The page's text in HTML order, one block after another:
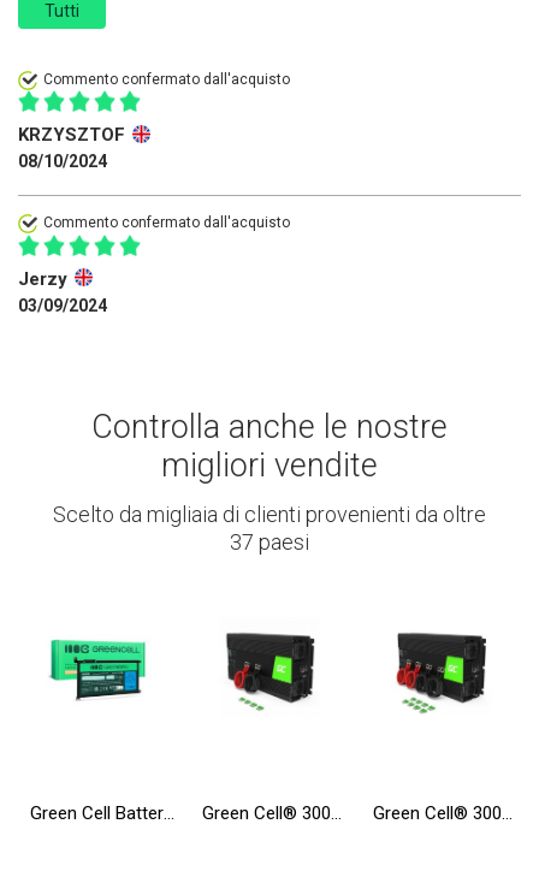
Tutti
Commento confermato dall'acquisto
KRZYSZTOF
08/10/2024
Commento confermato dall'acquisto
Jerzy
03/09/2024
Controlla anche le nostre
migliori vendite
Scelto da migliaia di clienti provenienti da oltre
37 paesi
Green Cell Batteria WDX0R WDXOR per Dell Inspiron 13 5368 5378 5379 15 5565 5567 5568 5570 17 5765 5767 5770 Vostro 5468 5568 Green Cell® 3000W/6000W Invertitore Onda Pura DC 24V AC 230V Convertitore di tensione Green Cell® 3000W/6000W Convertitore sinusoidale modificata DC 12V AC 230V Convertitore di tensione